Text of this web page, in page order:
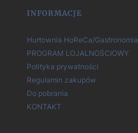
INFORMACJE
Hurtownia HoReCa/Gastronomia
PROGRAM LOJALNOŚCIOWY
Polityka prywatności
Regulamin zakupów
Do pobrania
KONTAKT